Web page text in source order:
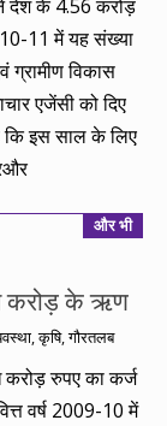
देश के 4.56 करोड़
11 में यह संख्या
ग्रामीण विकास
एजेंसी को दिए
कि इस साल के लिए
और भी
करोड़ के ऋण
,कृषि,गौरतलब
रुपए का कर्ज
वर्ष 2009-10 में